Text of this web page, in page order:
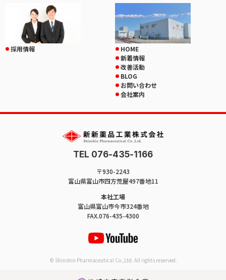
採用情報
HOME
新着情報
改善活動
BLOG
お問い合わせ
会社案内
TEL 076-435-1166
〒930-2243
富山県富山市四方荒屋497番地11
本社工場
富山県富山市今市324番地
FAX.076-435-4300
© Shinshin Pharmaceutical Co.,Ltd. All rights reserved.